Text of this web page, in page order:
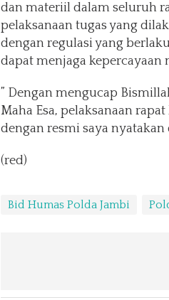
dan materiil dalam seluruh
pelaksanaan tugas yang
dengan regulasi yang
dapat menjaga kepercayaan
” Dengan mengucap
Maha Esa, pelaksanaan
dengan resmi saya nyatakan
(red)
Bid Humas Polda Jambi